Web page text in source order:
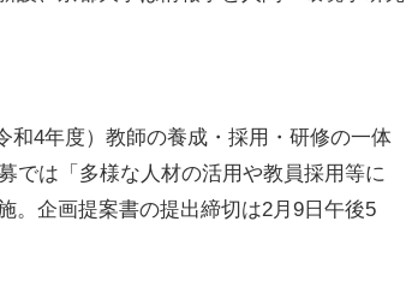
4年度）教師の養成・採用・研修の一体
では「多様な人材の活用や教員採用等に
。企画提案書の提出締切は2月9日午後5